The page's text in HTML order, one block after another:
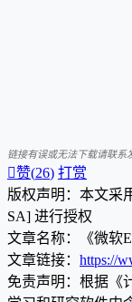
链接有误或无法下载请联系
赞(26) 打赏
版权声明：本文采
SA] 进行授权
文章名称：《微软
文章链接： https://
免责声明：根据《